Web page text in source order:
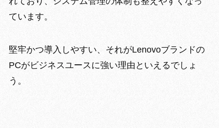
ています。
堅牢かつ導入しやすい、それがLenovoブランドの
PCがビジネスユースに強い理由といえるでしょ
う。